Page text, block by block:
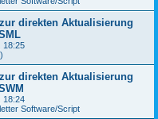
direkten Aktualisierung
18:25
direkten Aktualisierung
18:24
Software/Script